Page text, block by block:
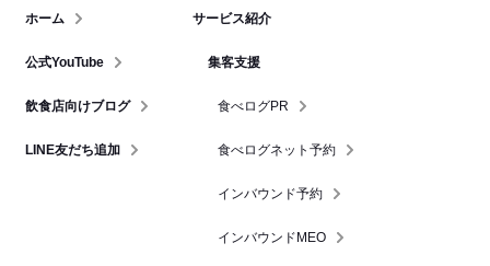
ホーム
公式YouTube
飲食店向けブログ
LINE友だち追加
サービス紹介
集客支援
食べログPR
食べログネット予約
インバウンド予約
インバウンドMEO